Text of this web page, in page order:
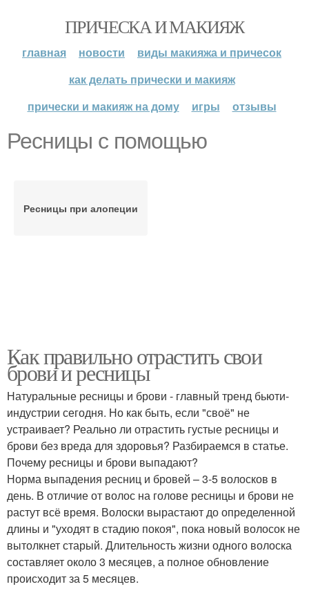
ПРИЧЕСКА И МАКИЯЖ
главная новости
виды макияжа и причесок
как делать прически и макияж
прически и макияж на дому
игры отзывы
Ресницы с помощью
Ресницы при алопеции
Как правильно отрастить свои
брови и ресницы
Натуральные ресницы и брови - главный тренд бьюти-
индустрии сегодня. Но как быть, если "своё" не
устраивает? Реально ли отрастить густые ресницы и
брови без вреда для здоровья? Разбираемся в статье.
Почему ресницы и брови выпадают?
Норма выпадения ресниц и бровей – 3-5 волосков в
день. В отличие от волос на голове ресницы и брови не
растут всё время. Волоски вырастают до определенной
длины и "уходят в стадию покоя", пока новый волосок не
вытолкнет старый. Длительность жизни одного волоска
составляет около 3 месяцев, а полное обновление
происходит за 5 месяцев.